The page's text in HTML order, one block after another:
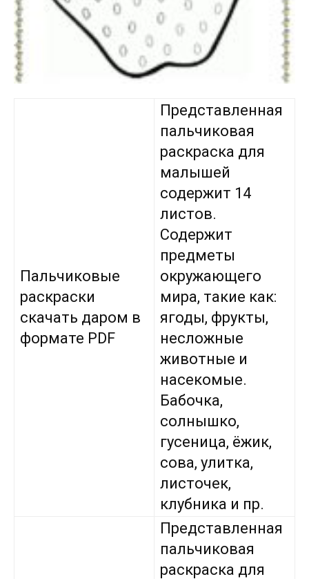
Пальчиковые
раскраски
скачать даром в
формате PDF
Представленная
пальчиковая
раскраска для
малышей
содержит 14
листов.
Содержит
предметы
окружающего
мира, такие как:
ягоды, фрукты,
несложные
животные и
насекомые.
Бабочка,
солнышко,
гусеница, ёжик,
сова, улитка,
листочек,
клубника и пр.
Представленная
пальчиковая
раскраска для